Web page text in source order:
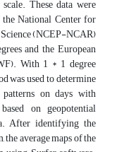
These data were
National Center for
(NCEP-NCAR)
and the European
With 1 * 1 degree
was used to determine
on days with
on geopotential
After identifying the
the average maps of the